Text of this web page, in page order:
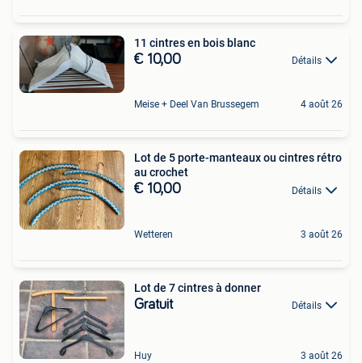
11 cintres en bois blanc
€ 10,00 Détails
Meise + Deel Van Brussegem 4 août 26
Lot de 5 porte-manteaux ou cintres rétro
au crochet
€ 10,00 Détails
Wetteren 3 août 26
Lot de 7 cintres à donner
Gratuit Détails
Huy 3 août 26